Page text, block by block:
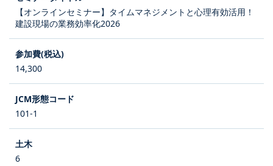
【オンラインセミナー】タイムマネジメントと心理有効活用！
建設現場の業務効率化2026
14,300
101-1
6